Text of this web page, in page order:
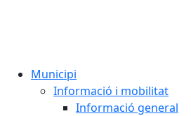
Municipi
Informació i mobilitat
Informació general